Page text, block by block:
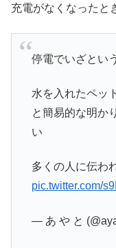
充電がなくなったと
停電でいざとい
水を入れたペッ
と簡易的な明か
い
多くの人に伝わ
pic.twitter.com/
— あ や と